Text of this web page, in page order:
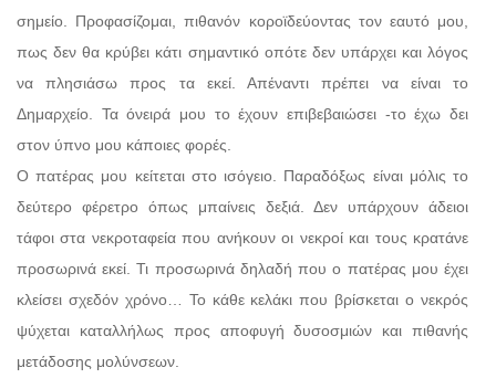
σημείο. Προφασίζομαι, πιθανόν κοροϊδεύοντας τον εαυτό μου,
πως δεν θα κρύβει κάτι σημαντικό οπότε δεν υπάρχει και λόγος
να πλησιάσω προς τα εκεί. Απέναντι πρέπει να είναι το
Δημαρχείο. Τα όνειρά μου το έχουν επιβεβαιώσει -το έχω δει
στον ύπνο μου κάποιες φορές.
Ο πατέρας μου κείτεται στο ισόγειο. Παραδόξως είναι μόλις το
δεύτερο φέρετρο όπως μπαίνεις δεξιά. Δεν υπάρχουν άδειοι
τάφοι στα νεκροταφεία που ανήκουν οι νεκροί και τους κρατάνε
προσωρινά εκεί. Τι προσωρινά δηλαδή που ο πατέρας μου έχει
κλείσει σχεδόν χρόνο… Το κάθε κελάκι που βρίσκεται ο νεκρός
ψύχεται καταλλήλως προς αποφυγή δυσοσμιών και πιθανής
μετάδοσης μολύνσεων.